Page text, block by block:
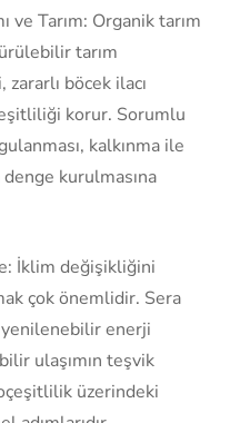
ve Tarım: Organik tarım
tarım
böcek ilacı
korur. Sorumlu
kalkınma ile
kurulmasına
İklim değişikliğini
çok önemlidir. Sera
yenilenebilir enerji
ulaşımın teşvik
üzerindeki